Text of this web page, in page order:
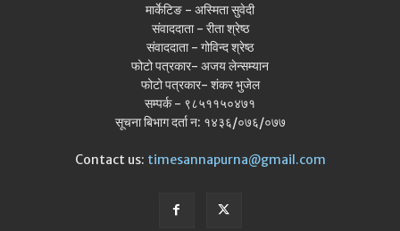
मार्केटिङ - अस्मिता सुवेदी
संवाददाता - रीता श्रेष्ठ
संवाददाता - गोविन्द श्रेष्ठ
फोटो पत्रकार- अजय लेन्सम्यान
फोटो पत्रकार- शंकर भुजेल
सम्पर्क - ९८५११५०४७१
सूचना बिभाग दर्ता न: १४३६/०७६/०७७
Contact us: timesannapurna@gmail.com